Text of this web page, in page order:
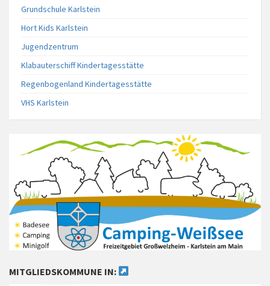
Grundschule Karlstein
Hort Kids Karlstein
Jugendzentrum
Klabauterschiff Kindertagesstätte
Regenbogenland Kindertagesstätte
VHS Karlstein
MITGLIEDSKOMMUNE IN: